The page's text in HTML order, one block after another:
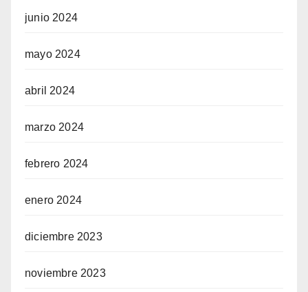
junio 2024
mayo 2024
abril 2024
marzo 2024
febrero 2024
enero 2024
diciembre 2023
noviembre 2023